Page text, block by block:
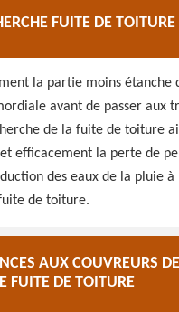
FUITE DE TOITURE
la partie moins étanche
avant de passer aux
de la fuite de toiture
efficacement la perte de
des eaux de la pluie
de toiture.
AUX COUVREURS
FUITE DE TOITURE